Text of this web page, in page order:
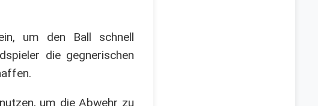
um den Ball schnell
die gegnerischen
um die Abwehr zu